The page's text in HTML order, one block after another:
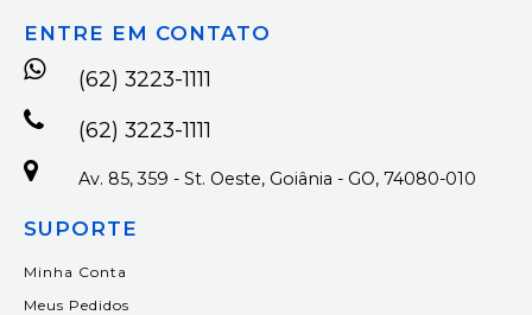
ENTRE EM CONTATO
(62) 3223-1111
(62) 3223-1111
Av. 85, 359 - St. Oeste, Goiânia - GO, 74080-010
SUPORTE
Minha Conta
Meus Pedidos